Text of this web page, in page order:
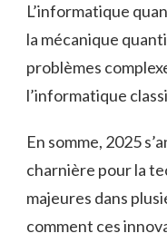
L’informatique
la mécanique
problèmes
l’informatique
En somme, 2025
charnière pour la
majeures dans
comment ces